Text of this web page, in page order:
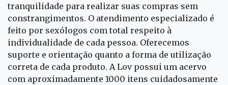
tranquilidade para realizar suas compras sem
constrangimentos. O atendimento especializado é
feito por sexólogos com total respeito à
individualidade de cada pessoa. Oferecemos
suporte e orientação quanto a forma de utilização
correta de cada produto. A Lov possui um acervo
com aproximadamente 1000 itens cuidadosamente